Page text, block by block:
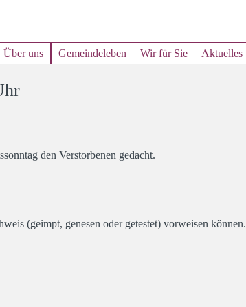
Über uns Gemeindeleben Wir für Sie Aktuelles
den Verstorbenen gedacht.
(geimpt, genesen oder getestet) vorweisen können.